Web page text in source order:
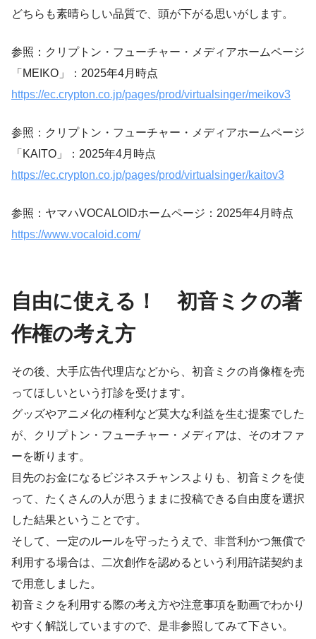
どちらも素晴らしい品質で、頭が下がる思いがします。
参照：クリプトン・フューチャー・メディアホームページ
「MEIKO」：2025年4月時点
https://ec.crypton.co.jp/pages/prod/virtualsinger/meikov3
参照：クリプトン・フューチャー・メディアホームページ
「KAITO」：2025年4月時点
https://ec.crypton.co.jp/pages/prod/virtualsinger/kaitov3
参照：ヤマハVOCALOIDホームページ：2025年4月時点
https://www.vocaloid.com/
自由に使える！ 初音ミクの著
作権の考え方
その後、大手広告代理店などから、初音ミクの肖像権を売
ってほしいという打診を受けます。
グッズやアニメ化の権利など莫大な利益を生む提案でした
が、クリプトン・フューチャー・メディアは、そのオファ
ーを断ります。
目先のお金になるビジネスチャンスよりも、初音ミクを使
って、たくさんの人が思うままに投稿できる自由度を選択
した結果ということです。
そして、一定のルールを守ったうえで、非営利かつ無償で
利用する場合は、二次創作を認めるという利用許諾契約ま
で用意しました。
初音ミクを利用する際の考え方や注意事項を動画でわかり
やすく解説していますので、是非参照してみて下さい。